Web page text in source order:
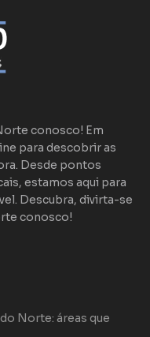
conosco! Em
para descobrir as
Desde pontos
estamos aqui para
Descubra, divirta-se
conosco!
Norte: áreas que